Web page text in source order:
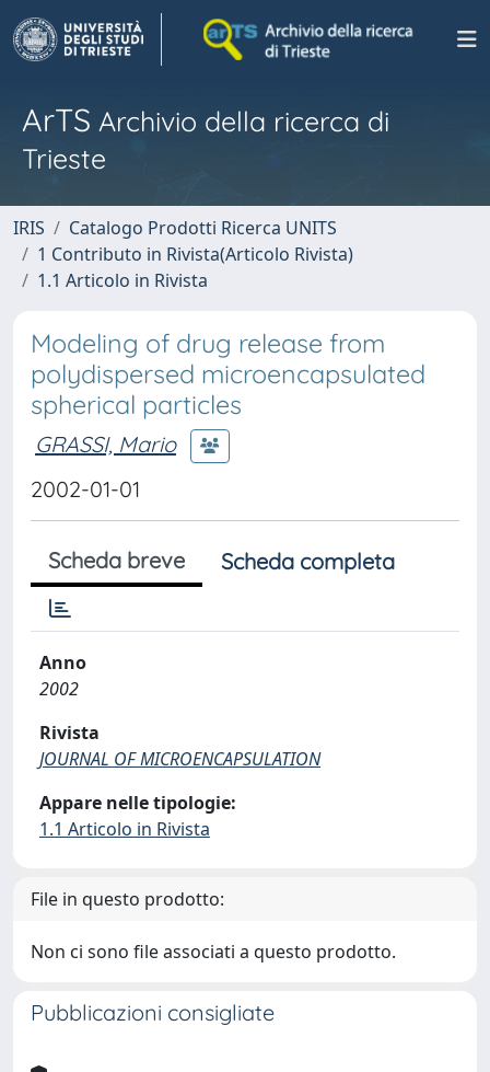
ArTS Archivio della ricerca di
Trieste
IRIS
Catalogo Prodotti Ricerca UNITS
1 Contributo in Rivista(Articolo Rivista)
1.1 Articolo in Rivista
Modeling of drug release from
polydispersed microencapsulated
spherical particles
GRASSI, Mario
2002-01-01
Scheda breve Scheda completa
Anno
2002
Rivista
JOURNAL OF MICROENCAPSULATION
Appare nelle tipologie:
1.1 Articolo in Rivista
File in questo prodotto:
Non ci sono file associati a questo prodotto.
Pubblicazioni consigliate